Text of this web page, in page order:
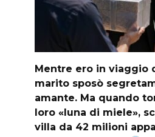
Mentre ero in viaggio
marito sposò
amante. Ma quando
loro «luna di miele»,
villa da 42 milioni